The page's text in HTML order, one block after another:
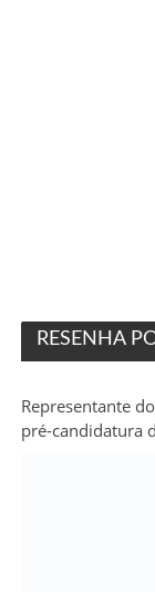
RESENHA
Representante
pré-candidatura